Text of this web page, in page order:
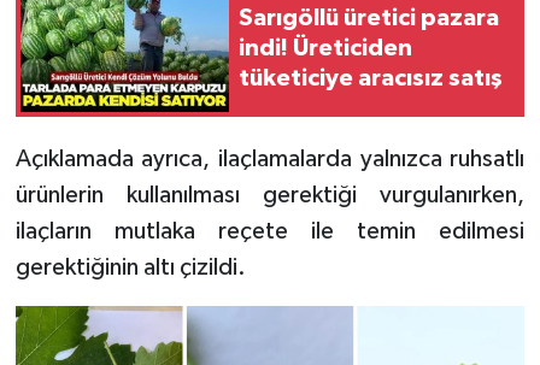
Sarıgöllü üretici pazara
indi! Üreticiden
tüketiciye aracısız satış
Açıklamada ayrıca, ilaçlamalarda yalnızca ruhsatlı
ürünlerin kullanılması gerektiği vurgulanırken,
ilaçların mutlaka reçete ile temin edilmesi
gerektiğinin altı çizildi.